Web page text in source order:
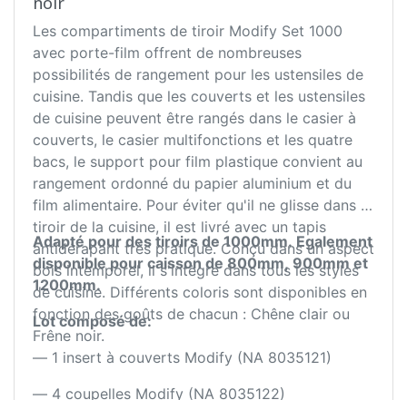
Les compartiments de tiroir Modify Set 1000
avec porte-film offrent de nombreuses
possibilités de rangement pour les ustensiles de
cuisine. Tandis que les couverts et les ustensiles
de cuisine peuvent être rangés dans le casier à
couverts, le casier multifonctions et les quatre
bacs, le support pour film plastique convient au
rangement ordonné du papier aluminium et du
film alimentaire. Pour éviter qu'il ne glisse dans le
tiroir de la cuisine, il est livré avec un tapis
antidérapant très pratique. Conçu dans un aspect
bois intemporel, il s'intègre dans tous les styles
de cuisine. Différents coloris sont disponibles en
fonction des goûts de chacun : Chêne clair ou
Frêne noir.
Adapté pour des tiroirs de 1000mm. Egalement
disponible pour caisson de 800mm, 900mm et
1200mm.
Lot composé de:
— 1 insert à couverts Modify (NA 8035121)
— 4 coupelles Modify (NA 8035122)